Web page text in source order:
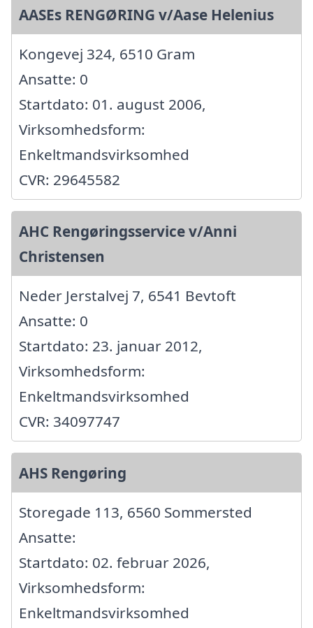
AASEs RENGØRING v/Aase Helenius
Kongevej 324, 6510 Gram
Ansatte: 0
Startdato: 01. august 2006,
Virksomhedsform:
Enkeltmandsvirksomhed
CVR: 29645582
AHC Rengøringsservice v/Anni
Christensen
Neder Jerstalvej 7, 6541 Bevtoft
Ansatte: 0
Startdato: 23. januar 2012,
Virksomhedsform:
Enkeltmandsvirksomhed
CVR: 34097747
AHS Rengøring
Storegade 113, 6560 Sommersted
Ansatte:
Startdato: 02. februar 2026,
Virksomhedsform:
Enkeltmandsvirksomhed